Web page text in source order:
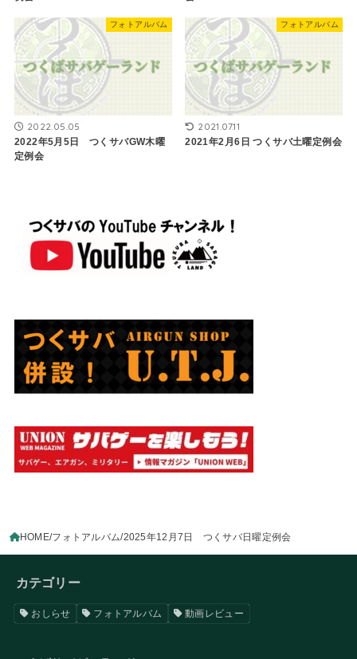
フォトアルバム
2022.05.05
2022年5月5日 つくサバGW木曜
定例会
フォトアルバム
2021.07.11
2021年2月6日 ​つくサバ土曜定例会
HOME フォトアルバム 2025年12月7日 つくサバ日曜定例会
カテゴリー
おしらせ フォトアルバム 動画レビュー